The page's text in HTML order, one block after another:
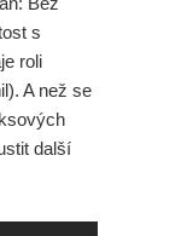
s
roli
A než se
další